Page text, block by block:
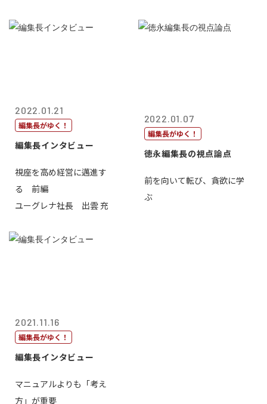
2022.01.21
編集長がゆく！
編集長インタビュー
視座を高め経営に邁進す
る 前編
ユーグレナ社長 出雲 充
2022.01.07
編集長がゆく！
徳永編集長の視点論点
前を向いて転び、貪欲に学
ぶ
2021.11.16
編集長がゆく！
編集長インタビュー
マニュアルよりも「考え
方」が重要